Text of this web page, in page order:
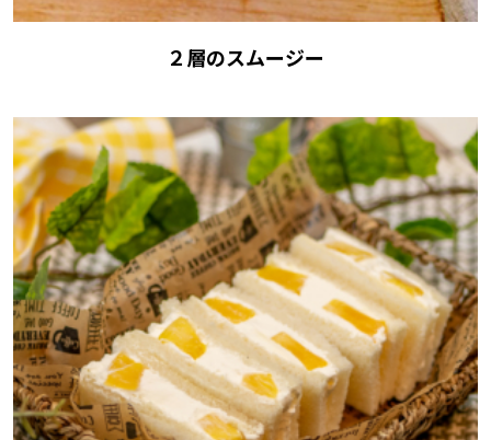
２層のスムージー